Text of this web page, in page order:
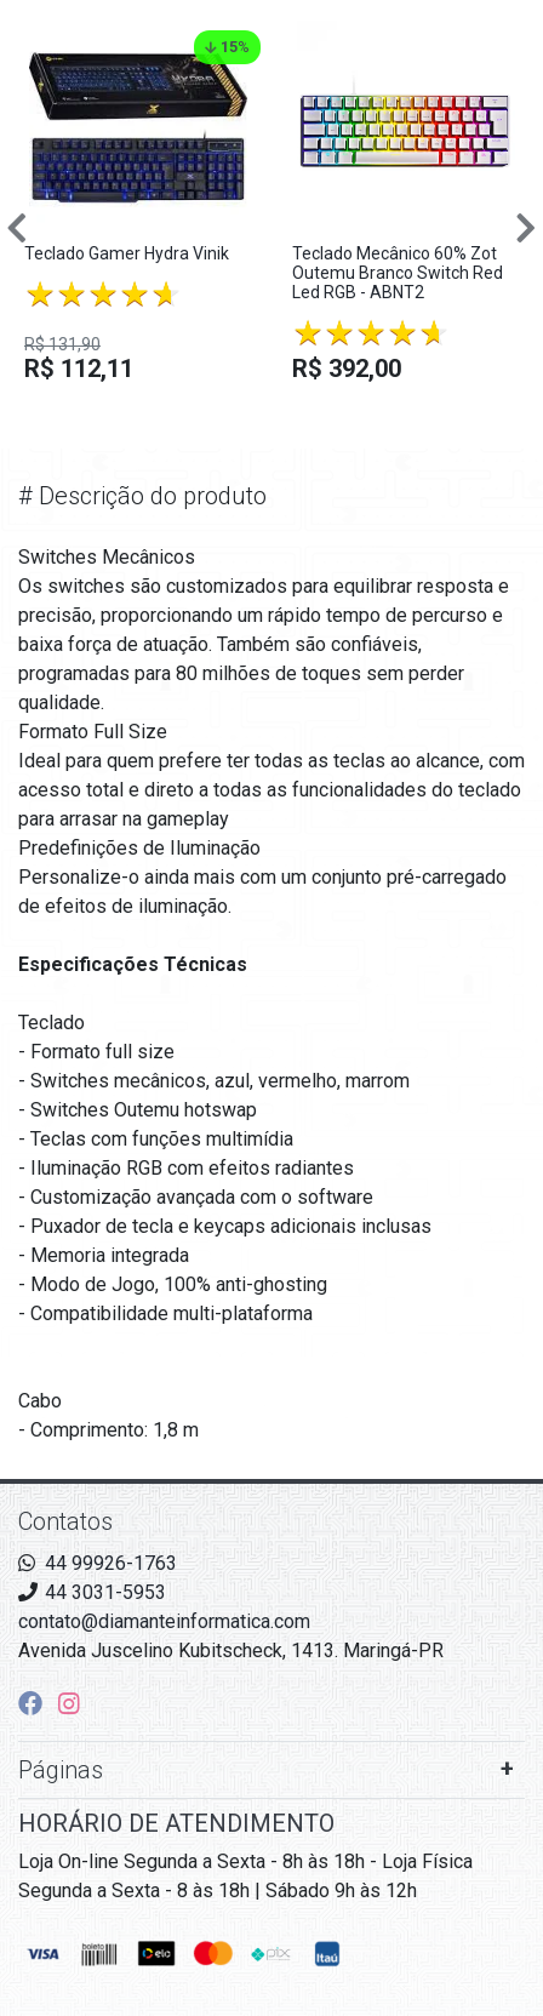
15%
Teclado Gamer Hydra Vinik
R$ 131,90
R$ 112,11
Teclado Mecânico 60% Zot
Outemu Branco Switch Red
Led RGB - ABNT2
R$ 392,00
# Descrição do produto
Switches Mecânicos
Os switches são customizados para equilibrar resposta e
precisão, proporcionando um rápido tempo de percurso e
baixa força de atuação. Também são confiáveis,
programadas para 80 milhões de toques sem perder
qualidade.
Formato Full Size
Ideal para quem prefere ter todas as teclas ao alcance, com
acesso total e direto a todas as funcionalidades do teclado
para arrasar na gameplay
Predefinições de Iluminação
Personalize-o ainda mais com um conjunto pré-carregado
de efeitos de iluminação.
Especificações Técnicas
Teclado
- Formato full size
- Switches mecânicos, azul, vermelho, marrom
- Switches Outemu hotswap
- Teclas com funções multimídia
- Iluminação RGB com efeitos radiantes
- Customização avançada com o software
- Puxador de tecla e keycaps adicionais inclusas
- Memoria integrada
- Modo de Jogo, 100% anti-ghosting
- Compatibilidade multi-plataforma
Cabo
- Comprimento: 1,8 m
Contatos
44 99926-1763
44 3031-5953
contato@diamanteinformatica.com
Avenida Juscelino Kubitscheck, 1413. Maringá-PR
Páginas
HORÁRIO DE ATENDIMENTO
Loja On-line Segunda a Sexta - 8h às 18h - Loja Física
Segunda a Sexta - 8 às 18h | Sábado 9h às 12h